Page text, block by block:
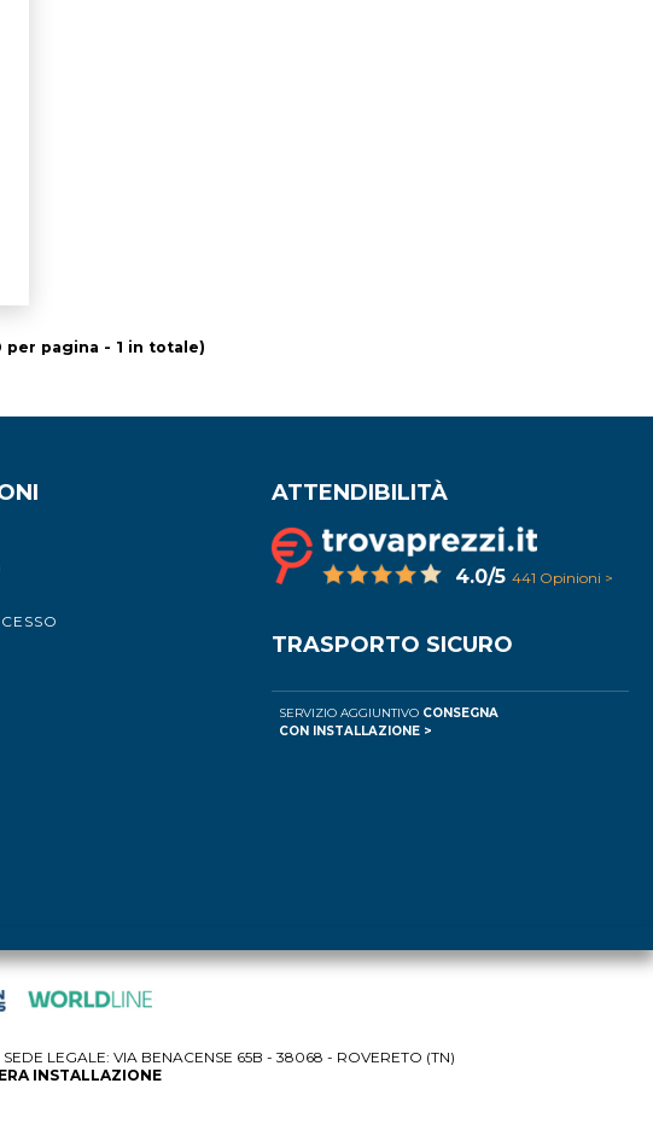
pagina - 1 in totale)
ATTENDIBILITÀ
4.0/5 441 Opinioni >
TRASPORTO SICURO
SERVIZIO AGGIUNTIVO CONSEGNA
CON INSTALLAZIONE >
LEGALE: VIA BENACENSE 65B - 38068 - ROVERETO (TN)
INSTALLAZIONE